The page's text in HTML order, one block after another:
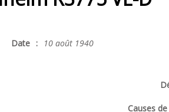
Date : 10 août 1940
Causes